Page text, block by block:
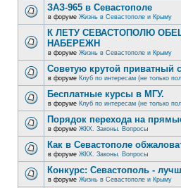
ЗАЗ-965 в Севастополе
в форуме Жизнь в Севастополе и Крыму
К ЛЕТУ СЕВАСТОПОЛЮ
НАБЕРЕЖН
в форуме Жизнь в Севастополе и Крыму
Советую крутой приватный
в форуме Клуб по интересам (не только
Бесплатные курсы в МГУ.
в форуме Клуб по интересам (не только
Порядок перехода на
в форуме ЖКХ. Законы. Вопросы
Как в Севастополе
в форуме ЖКХ. Законы. Вопросы
Конкурс: Севастополь -
в форуме Жизнь в Севастополе и Крыму